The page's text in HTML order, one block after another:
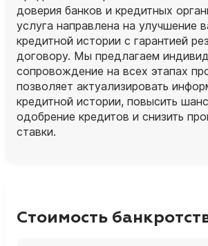
доверия банков и кредитных
услуга направлена на улучшение
кредитной истории с гарантией
договору. Мы предлагаем
сопровождение на всех этапах
позволяет актуализировать
кредитной истории, повысить
одобрение кредитов и снизить
ставки.
Стоимость